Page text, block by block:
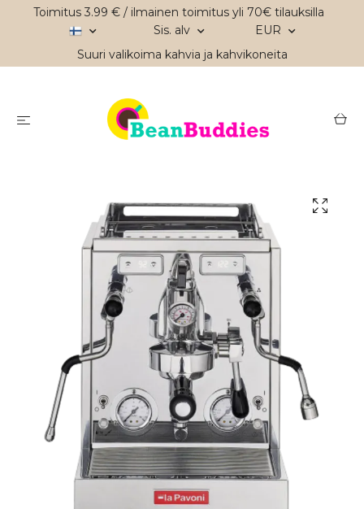
Toimitus 3.99 € / ilmainen toimitus yli 70€ tilauksilla
Sis. alv
EUR
Suuri valikoima kahvia ja kahvikoneita